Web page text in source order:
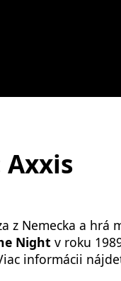
Axxis
z Nemecka a
Night v roku
informácii